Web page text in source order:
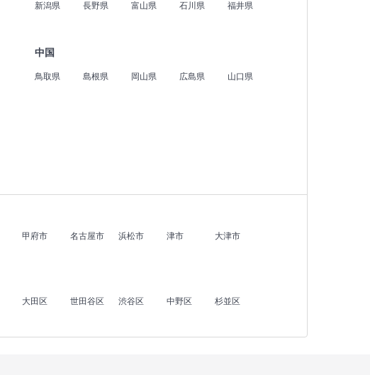
新潟県 長野県 富山県 石川県 福井県
中国
鳥取県 島根県 岡山県 広島県 山口県
甲府市 名古屋市 浜松市 津市
大津市
大田区 世田谷区 渋谷区 中野区
杉並区